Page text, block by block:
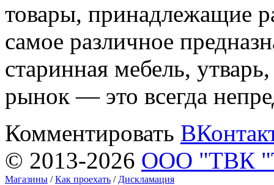
товары, принадлежащие
самое различное
старинная мебель,
рынок — это всегда
Комментировать
© 2013-2026 ООО "ТВК
Магазины /Как проехать / Дискламация